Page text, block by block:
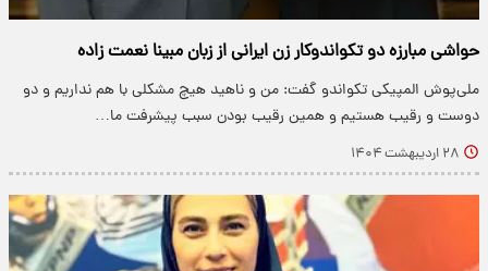
حواشی مبارزه دو تکواندوکار زن ایرانی از زبان مبینا نعمت زاده
ملی‌پوش المپیکی تکواندو گفت: من و ناهید هیچ مشکلی با هم نداریم و دو
دوست و رقیب هستیم و همین رقیب بودن سبب پیشرفت ما…
۲۸ اردیبهشت ۱۴۰۴